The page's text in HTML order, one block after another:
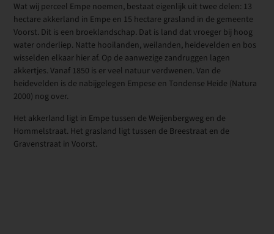
Wat wij perceel Empe noemen, bestaat eigenlijk uit twee delen: 13
hectare akkerland in Empe en 15 hectare grasland in de gemeente
Voorst. Dit is een broeklandschap. Dat is land dat vroeger bij hoog
water onderliep. Natte hooilanden, weilanden, heidevelden en bos
wisselden elkaar hier af. Op de aanwezige zandruggen lagen
akkertjes. Vanaf 1850 is er veel natuur verdwenen. Van de
heidevelden is de nabijgelegen Empese en Tondense Heide (Natura
2000) nog over.
Het akkerland ligt in Empe tussen de Weijenbergweg en de
Hommelstraat. Het grasland ligt tussen de Breestraat en de
Gravenstraat in Voorst.